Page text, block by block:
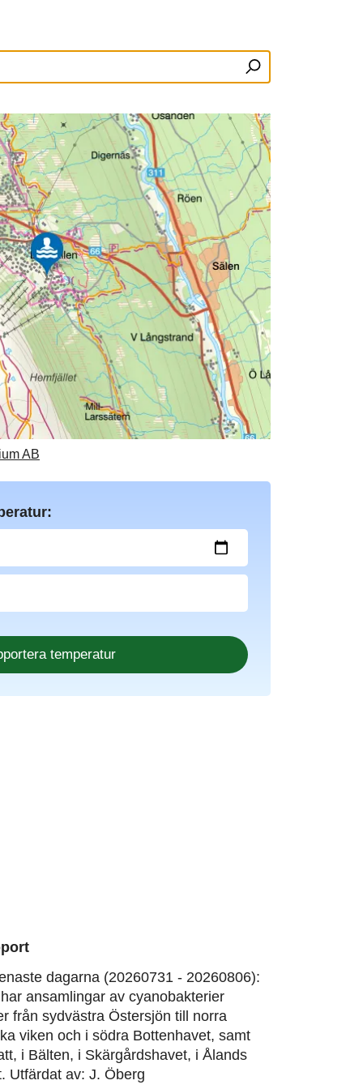
AB
dagarna (20260731 - 20260806):
ansamlingar av cyanobakterier
från sydvästra Östersjön till norra
viken och i södra Bottenhavet, samt
i Bälten, i Skärgårdshavet, i Ålands
Utfärdat av: J. Öberg